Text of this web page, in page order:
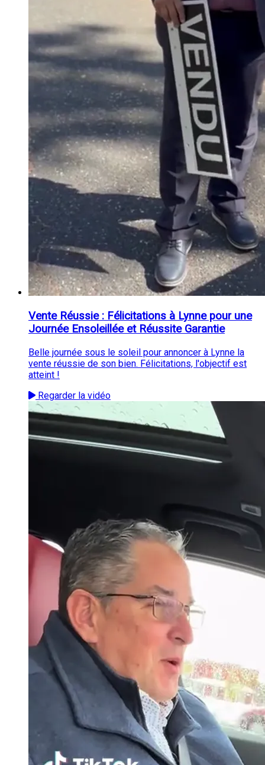
Vente Réussie : Félicitations à Lynne pour une
Journée Ensoleillée et Réussite Garantie
Belle journée sous le soleil pour annoncer à Lynne la
vente réussie de son bien. Félicitations, l'objectif est
atteint !
Regarder la vidéo